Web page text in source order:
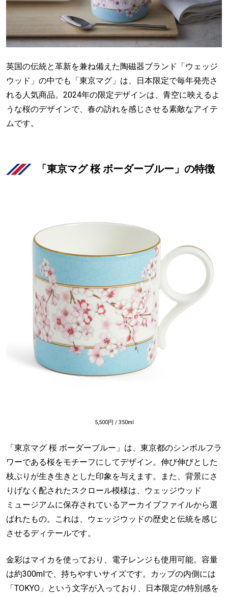
英国の伝統と革新を兼ね備えた陶磁器ブランド「ウェッジ
ウッド」の中でも「東京マグ」は、日本限定で毎年発売さ
れる人気商品。2024年の限定デザインは、青空に映えるよ
うな桜のデザインで、春の訪れを感じさせる素敵なアイテ
ムです。
「東京マグ 桜 ボーダーブルー」の特徴
5,500円 / 350ml
「東京マグ 桜 ボーダーブルー」は、東京都のシンボルフラ
ワーである桜をモチーフにしてデザイン。伸び伸びとした
枝ぶりが生き生きとした印象を与えます。また、背景にさ
りげなく配されたスクロール模様は、ウェッジウッド
ミュージアムに保存されているアーカイブファイルから選
ばれたもの。これは、ウェッジウッドの歴史と伝統を感じ
させるディテールです。
金彩はマイカを使っており、電子レンジも使用可能。容量
は約300mlで、持ちやすいサイズです。カップの内側には
「TOKYO」という文字が入っており、日本限定の特別感を